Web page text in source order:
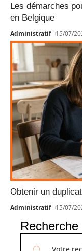
Les démarches
en Belgique
Administratif 15/07/
Obtenir un
Administratif 15/07/
Recherche